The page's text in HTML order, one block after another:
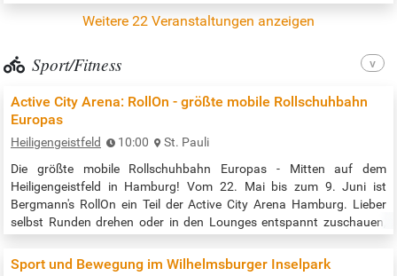
sind auf dem Rücken von Möwen geflogen und mit zwielichtigen
Weitere 22 Veranstaltungen anzeigen
Sport/Fitness
Active City Arena: RollOn - größte mobile Rollschuhbahn
Europas
Heiligengeistfeld 10:00
St. Pauli
Die größte mobile Rollschuhbahn Europas - Mitten auf dem
Heiligengeistfeld in Hamburg! Vom 22. Mai bis zum 9. Juni ist
Bergmann's RollOn ein Teil der Active City Arena Hamburg. Lieber
selbst Runden drehen oder in den Lounges entspannt zuschauen,
Bowls und Softeis? Das kannst du natürlich selbst entscheiden - der
Sport und Bewegung im Wilhelmsburger Inselpark